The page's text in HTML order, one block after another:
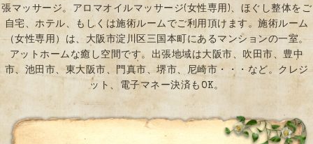
張マッサージ。アロマオイルマッサージ(女性専用)、ほぐし整体をご
自宅、ホテル、もしくは施術ルームでご利用頂けます。施術ルーム
（女性専用）は、大阪市淀川区三国本町にあるマンションの一室。
アットホームな癒し空間です。出張地域は大阪市、吹田市、豊中
市、池田市、東大阪市、門真市、堺市、尼崎市・・・など。クレジ
ット、電子マネー決済もOK。